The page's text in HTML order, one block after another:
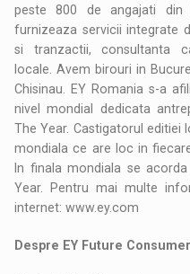
peste 800 de angajati din
furnizeaza servicii integrate
si tranzactii, consultanta
locale. Avem birouri in
Chisinau. EY Romania s-a
nivel mondial dedicata
The Year. Castigatorul editiei
mondiala ce are loc in
In finala mondiala se
Year. Pentru mai multe
internet: www.ey.com
Despre EY Future